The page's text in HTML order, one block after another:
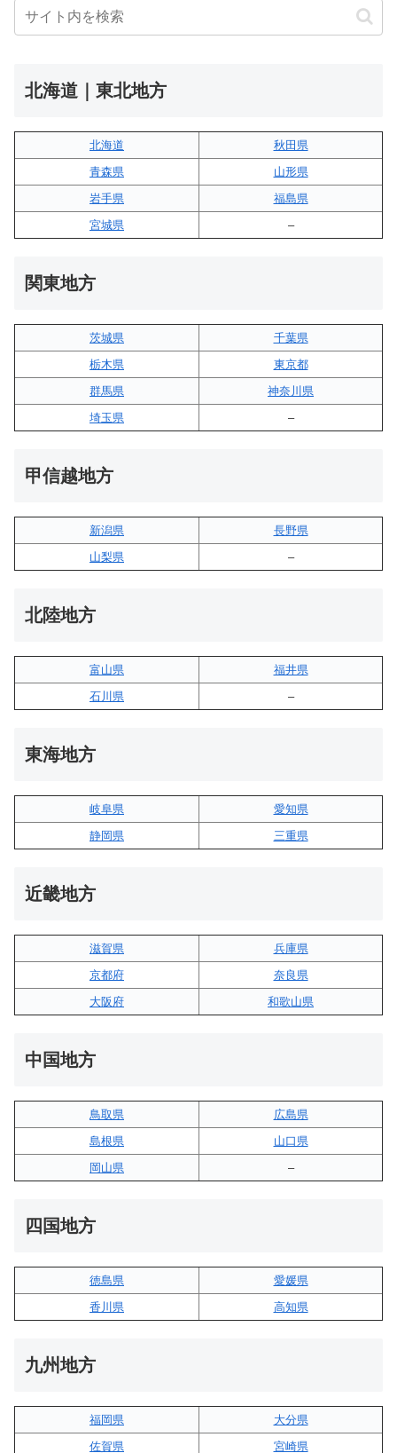
北海道｜東北地方
北海道
秋田県
青森県
山形県
岩手県
福島県
宮城県
–
関東地方
茨城県
千葉県
栃木県
東京都
群馬県
神奈川県
埼玉県
–
甲信越地方
新潟県
長野県
山梨県
–
北陸地方
富山県
福井県
石川県
–
東海地方
岐阜県
愛知県
静岡県
三重県
近畿地方
滋賀県
兵庫県
京都府
奈良県
大阪府
和歌山県
中国地方
鳥取県
広島県
島根県
山口県
岡山県
–
四国地方
徳島県
愛媛県
香川県
高知県
九州地方
福岡県
大分県
佐賀県
宮崎県